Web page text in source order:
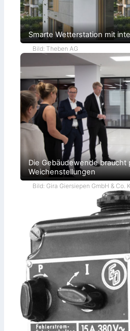
Smarte Wetterstation mit
Bild: Theben AG
Die Gebäudewende braucht
Weichenstellungen
Bild: Gira Giersiepen GmbH & Co.